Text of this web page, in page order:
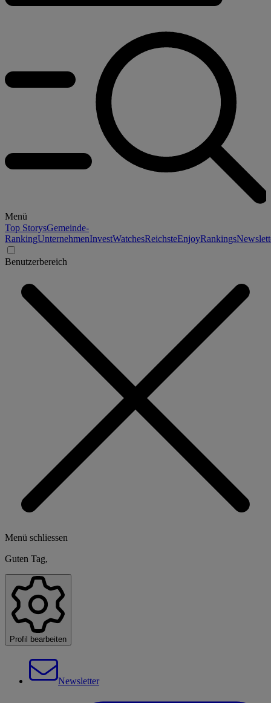
Menü
Top StorysGemeinde-
RankingUnternehmenInvestWatchesReichsteEnjoyRankings
Benutzerbereich
Menü schliessen
Guten Tag,
Profil bearbeiten
Newsletter